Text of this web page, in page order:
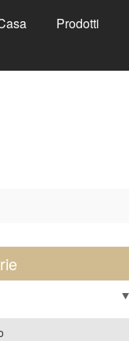
Prodotti